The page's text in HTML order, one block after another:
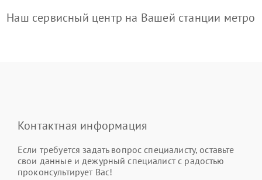
Наш сервисный центр на Вашей станции метро
Контактная информация
Если требуется задать вопрос специалисту, оставьте
свои данные и дежурный специалист с радостью
проконсультирует Вас!